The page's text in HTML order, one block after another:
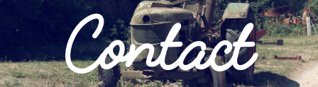
Contact